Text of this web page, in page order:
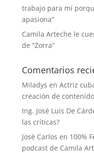
trabajo para mí
apasiona”
Camila Arteche le
de “Zorra”
Comentarios
Miladys en Actriz
creación de
Ing. José Luis De
las críticas?
Josè Carlos en 100%
podcast de Camila